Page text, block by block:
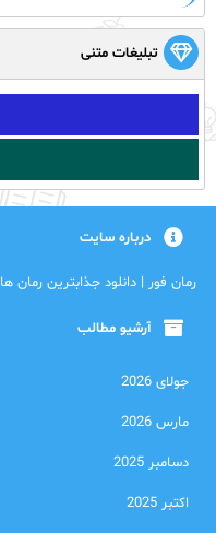
تبلیغات متنی
درباره سایت
رمان فور | دانلود جذابترین رمان ها
آرشیو مطالب
جولای 2026
مارس 2026
دسامبر 2025
اکتبر 2025